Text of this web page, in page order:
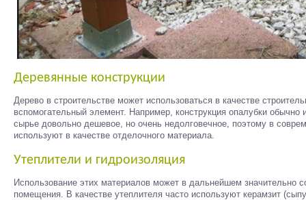
Деревянные конструкции
Дерево в строительстве может использоваться в качестве
вспомогательный элемент. Например, конструкция опалубки
сырье довольно дешевое, но очень недолговечное, поэтому в
используют в качестве отделочного материала.
Утеплители и гидроизоляция
Использование этих материалов может в дальнейшем значительно
помещения. В качестве утеплителя часто используют керамзит